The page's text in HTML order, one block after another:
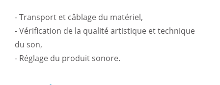
- Transport et câblage du matériel,
- Vérification de la qualité artistique et technique
du son,
- Réglage du produit sonore.